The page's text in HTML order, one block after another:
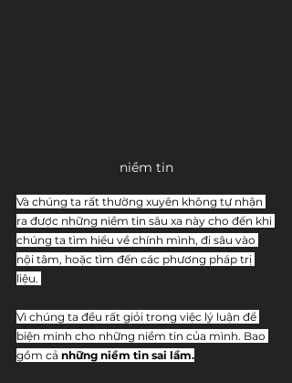
niềm tin
Và chúng ta rất thường xuyên không tự nhận
ra được những niềm tin sâu xa này cho đến khi
chúng ta tìm hiểu về chính mình, đi sâu vào
nội tâm, hoặc tìm đến các phương pháp trị
liệu.
Vì chúng ta đều rất giỏi trong việc lý luận để
biện minh cho những niềm tin của mình. Bao
gồm cả những niềm tin sai lầm.